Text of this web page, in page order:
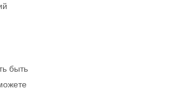
быть